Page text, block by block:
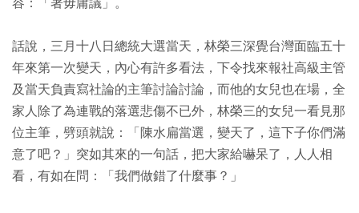
容：「著毋庸議」。
話說，三月十八日總統大選當天，林榮三深覺台灣面臨五十
年來第一次變天，內心有許多看法，下令找來報社高級主管
及當天負責寫社論的主筆討論討論，而他的女兒也在場，全
家人除了為連戰的落選悲傷不已外，林榮三的女兒一看見那
位主筆，劈頭就說：「陳水扁當選，變天了，這下子你們滿
意了吧？」突如其來的一句話，把大家給嚇呆了，人人相
看，有如在問：「我們做錯了什麼事？」